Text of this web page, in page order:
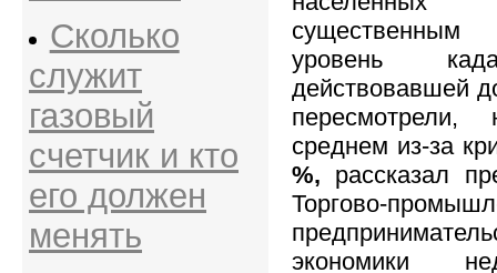
Сколько
служит
газовый
счетчик и кто
его должен
менять
существенным
уровень
действовавшей
среднем из-за
%, рассказал
Торгово-
экономики